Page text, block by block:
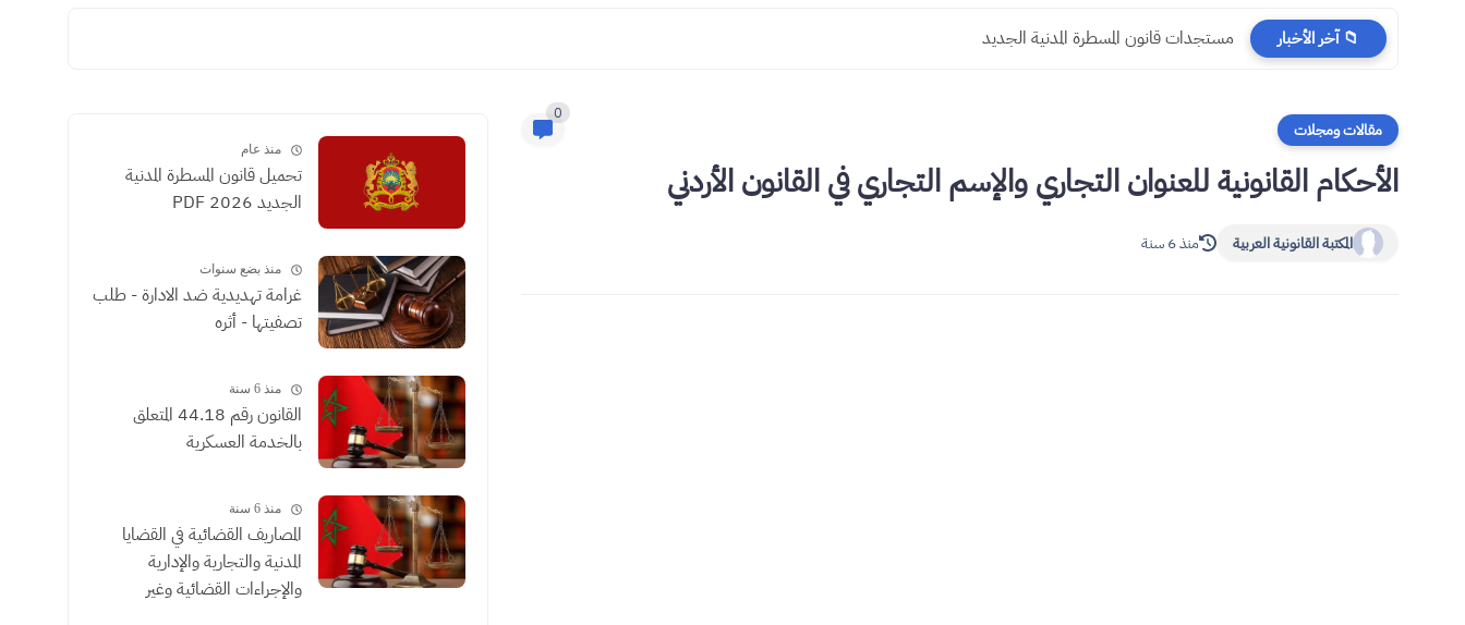
📁 آخر الأخبار مستجدات قانون المسطرة المدنية الجديد
مقالات ومجلات
0
الأحكام القانونية للعنوان التجاري والإسم التجاري في القانون الأردني
المكتبة القانونية العربية منذ 6 سنة
منذ عام
تحميل قانون المسطرة المدنية
الجديد 2026 PDF
منذ بضع سنوات
غرامة تهديدية ضد الادارة - طلب
تصفيتها - أثره
منذ 6 سنة
القانون رقم 44.18 المتعلق
بالخدمة العسكرية
منذ 6 سنة
المصاريف القضائية في القضايا
المدنية والتجارية والإدارية
والإجراءات القضائية وغير